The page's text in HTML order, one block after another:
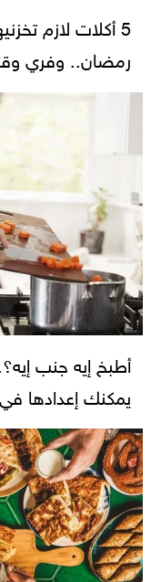
5 أكلات لازم
رمضان.. وفري
أطبخ إيه جنب
يمكنك إعدادها